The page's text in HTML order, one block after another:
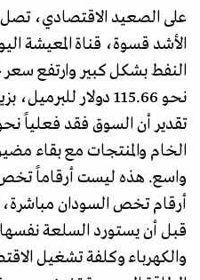
على الصعيد الاقتصادي، تصل
الأشد قسوة، قناة المعيشة
الخام والمنتجات مع بقاء
واسع. هذه ليست أرقاماً تخص
أرقام تخص السودان مباشرة،
قبل أن يستورد السلعة
والكهرباء وكلفة تشغيل